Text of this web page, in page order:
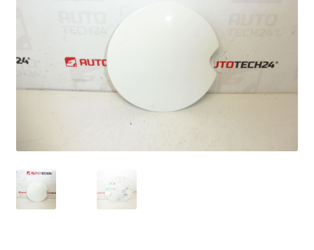
Mi cuenta
Pagos
Queja